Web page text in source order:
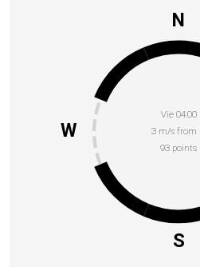
Vie 04:00
3 m/s from
93 points
N
S
W